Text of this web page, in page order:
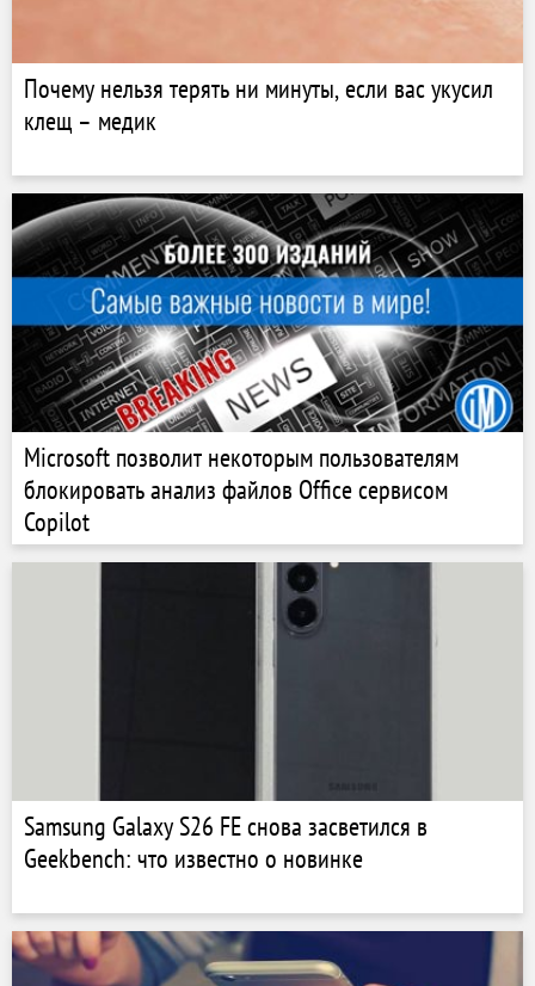
Почему нельзя терять ни минуты, если вас укусил
клещ – медик
Microsoft позволит некоторым пользователям
блокировать анализ файлов Office сервисом
Copilot
Samsung Galaxy S26 FE снова засветился в
Geekbench: что известно о новинке